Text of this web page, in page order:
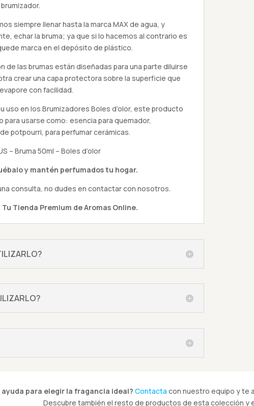
siempre llenar hasta la marca MAX de agua, y
echar la bruma; ya que si lo hacemos al contrario es
marca en el depósito de plástico.
de las brumas están diseñadas para una parte diluirse
crear una capa protectora sobre la superficie que
con facilidad.
uso en los Brumizadores Boles d’olor, este producto
para usarse como: esencia para quemador,
potpourri, para perfumar cerámicas.
– Bruma 50ml – Boles d’olor
y mantén perfumados tu hogar.
consulta, no dudes en contactar con nosotros.
Tu Tienda Premium de Aromas Online.
ayuda para elegir la fragancia ideal? Contacta con nuestro equipo y te
Descubre también el resto de productos de esta colección y